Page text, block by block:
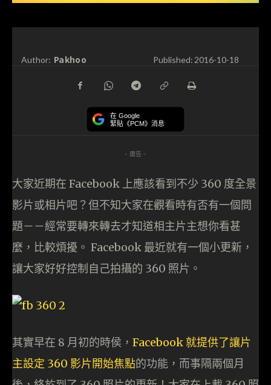
Author: Pakhoo Published:2016-10-18
在 Google
緊貼《PCM》消息
- 廣告 -
大家近期在 Facebook 上應該看到不少 360 度全景
影片或相片吧？但不知大家在觀看時有否有一個問
題－－經常要轉來轉去才知道相主片主想你看甚
麼，比較煩擾。 Facebook 最近就有一個小更新，
讓大家好好控制自己拍攝的 360 照片。
其實早在 8 月初的時侯， Facebook 就提供了讓片
主設定 360 影片開始焦點的功能，而事隔兩個月